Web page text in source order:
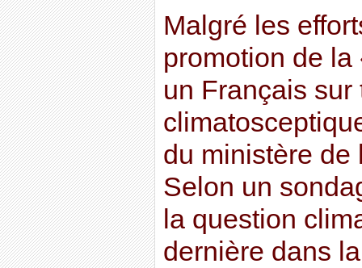
Malgré les
promotion de
un Français sur
du ministère de
Selon un
la question
dernière dans